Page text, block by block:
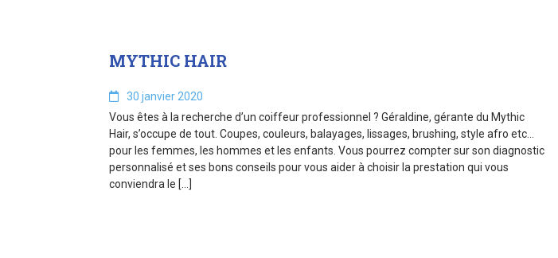
MYTHIC HAIR
30 janvier 2020
Vous êtes à la recherche d’un coiffeur professionnel ? Géraldine, gérante du Mythic
Hair, s’occupe de tout. Coupes, couleurs, balayages, lissages, brushing, style afro etc…
pour les femmes, les hommes et les enfants. Vous pourrez compter sur son diagnostic
personnalisé et ses bons conseils pour vous aider à choisir la prestation qui vous
conviendra le […]